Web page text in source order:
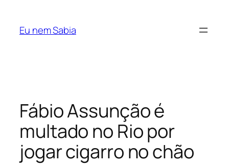
Eu nem Sabia
Fábio Assunção é
multado no Rio por
jogar cigarro no chão